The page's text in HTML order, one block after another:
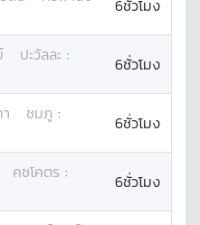
6ชั่วโมง
ปะวัลละ :
6ชั่วโมง
ชมภู :
6ชั่วโมง
คชโคตร :
6ชั่วโมง